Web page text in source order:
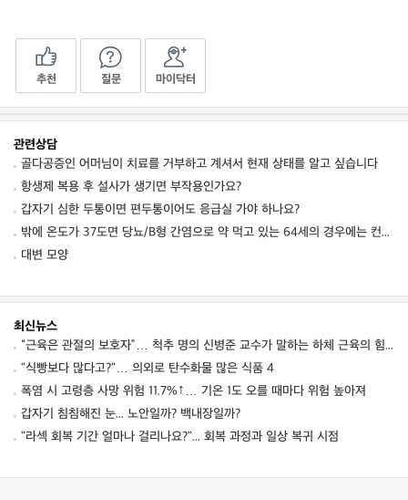
추천 질문 마이닥터
관련상담
골다공증인 어머님이 치료를 거부하고 계셔서 현재 상태를 알고 싶습니다
항생제 복용 후 설사가 생기면 부작용인가요?
갑자기 심한 두통이면 편두통이어도 응급실 가야 하나요?
밖에 온도가 37도면 당뇨/B형 간염으로 약 먹고 있는 64세의 경우에는 컨디션 저하를 동
대변 모양
최신뉴스
“근육은 관절의 보호자”… 척추 명의 신병준 교수가 말하는 하체 근육의 힘 [평생운동연구소]
"식빵보다 많다고?"… 의외로 탄수화물 많은 식품 4
폭염 시 고령층 사망 위험 11.7%↑… 기온 1도 오를 때마다 위험 높아져
갑자기 침침해진 눈... 노안일까? 백내장일까?
"라섹 회복 기간 얼마나 걸리나요?"... 회복 과정과 일상 복귀 시점